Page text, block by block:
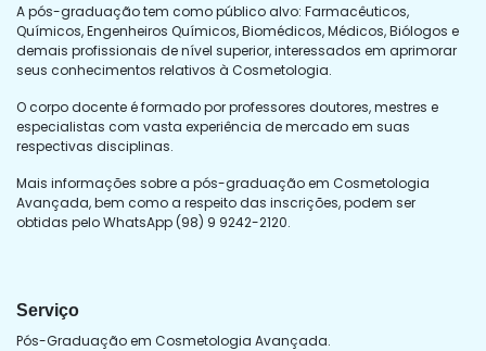
A pós-graduação tem como público alvo: Farmacêuticos,
Químicos, Engenheiros Químicos, Biomédicos, Médicos, Biólogos e
demais profissionais de nível superior, interessados em aprimorar
seus conhecimentos relativos à Cosmetologia.
O corpo docente é formado por professores doutores, mestres e
especialistas com vasta experiência de mercado em suas
respectivas disciplinas.
Mais informações sobre a pós-graduação em Cosmetologia
Avançada, bem como a respeito das inscrições, podem ser
obtidas pelo WhatsApp (98) 9 9242-2120.
Serviço
Pós-Graduação em Cosmetologia Avançada.